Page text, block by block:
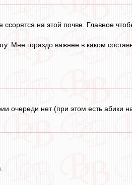
на этой почве. Главное
Мне гораздо важнее в каком
очереди нет (при этом есть абики